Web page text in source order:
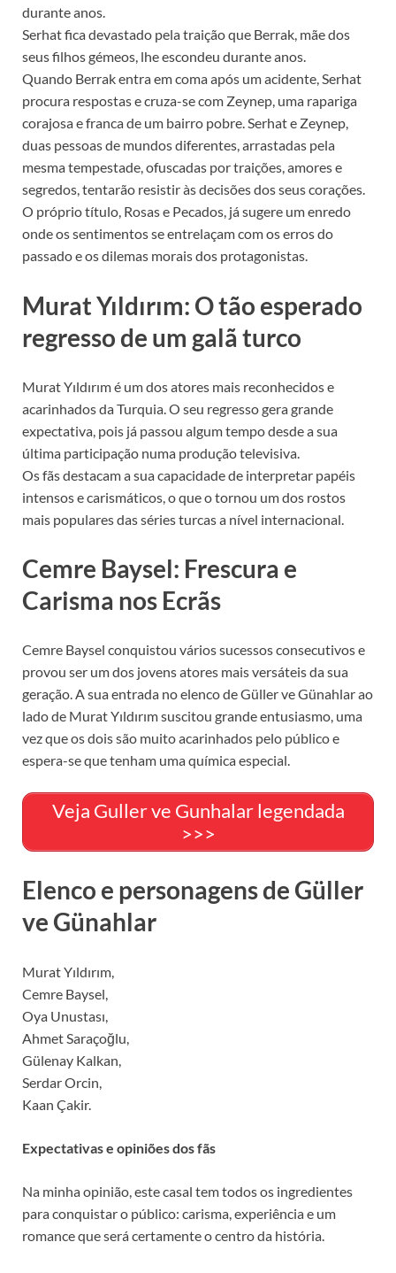
durante anos.
Serhat fica devastado pela traição que Berrak, mãe dos
seus filhos gémeos, lhe escondeu durante anos.
Quando Berrak entra em coma após um acidente, Serhat
procura respostas e cruza-se com Zeynep, uma rapariga
corajosa e franca de um bairro pobre. Serhat e Zeynep,
duas pessoas de mundos diferentes, arrastadas pela
mesma tempestade, ofuscadas por traições, amores e
segredos, tentarão resistir às decisões dos seus corações.
O próprio título, Rosas e Pecados, já sugere um enredo
onde os sentimentos se entrelaçam com os erros do
passado e os dilemas morais dos protagonistas.
Murat Yıldırım: O tão esperado
regresso de um galã turco
Murat Yıldırım é um dos atores mais reconhecidos e
acarinhados da Turquia. O seu regresso gera grande
expectativa, pois já passou algum tempo desde a sua
última participação numa produção televisiva.
Os fãs destacam a sua capacidade de interpretar papéis
intensos e carismáticos, o que o tornou um dos rostos
mais populares das séries turcas a nível internacional.
Cemre Baysel: Frescura e
Carisma nos Ecrãs
Cemre Baysel conquistou vários sucessos consecutivos e
provou ser um dos jovens atores mais versáteis da sua
geração. A sua entrada no elenco de Güller ve Günahlar ao
lado de Murat Yıldırım suscitou grande entusiasmo, uma
vez que os dois são muito acarinhados pelo público e
espera-se que tenham uma química especial.
Veja Guller ve Gunhalar legendada
>>>
Elenco e personagens de Güller
ve Günahlar
Murat Yıldırım,
Cemre Baysel,
Oya Unustası,
Ahmet Saraçoğlu,
Gülenay Kalkan,
Serdar Orcin,
Kaan Çakir.
Expectativas e opiniões dos fãs
Na minha opinião, este casal tem todos os ingredientes
para conquistar o público: carisma, experiência e um
romance que será certamente o centro da história.